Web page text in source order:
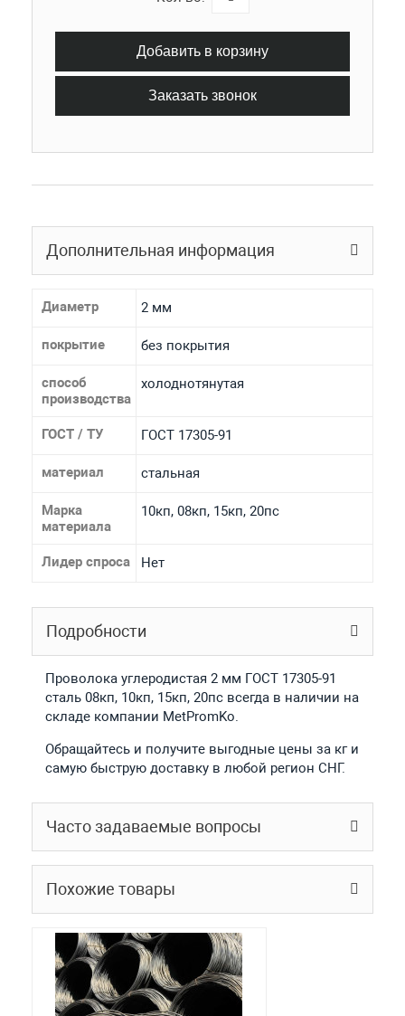
Добавить в корзину
Заказать звонок
Дополнительная информация
Диаметр 2 мм
покрытие без покрытия
способ
производства
холоднотянутая
ГОСТ / ТУ ГОСТ 17305-91
материал стальная
Марка
материала
10кп, 08кп, 15кп, 20пс
Лидер спроса Нет
Подробности
Проволока углеродистая 2 мм ГОСТ 17305-91
сталь 08кп, 10кп, 15кп, 20пс всегда в наличии на
складе компании MetPromKo.
Обращайтесь и получите выгодные цены за кг и
самую быструю доставку в любой регион СНГ.
Часто задаваемые вопросы
Похожие товары